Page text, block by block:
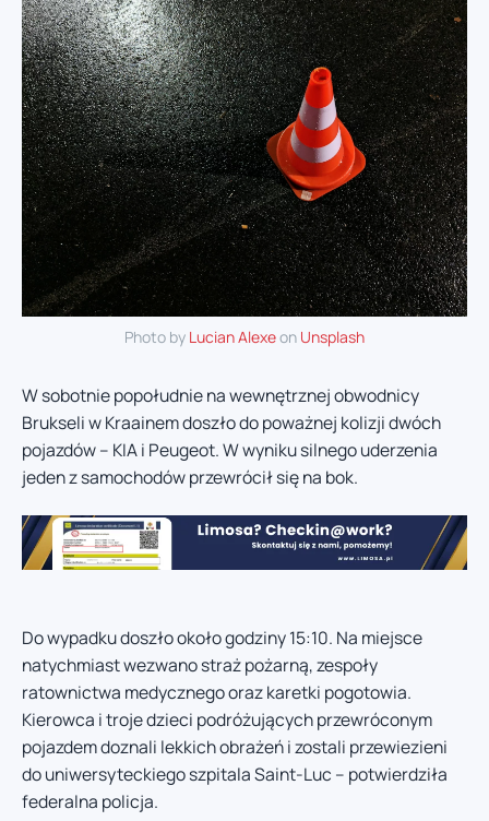
Photo by Lucian Alexeon Unsplash
W sobotnie popołudnie na wewnętrznej obwodnicy
Brukseli w Kraainem doszło do poważnej kolizji dwóch
pojazdów – KIA i Peugeot. W wyniku silnego uderzenia
jeden z samochodów przewrócił się na bok.
Do wypadku doszło około godziny 15:10. Na miejsce
natychmiast wezwano straż pożarną, zespoły
ratownictwa medycznego oraz karetki pogotowia.
Kierowca i troje dzieci podróżujących przewróconym
pojazdem doznali lekkich obrażeń i zostali przewiezieni
do uniwersyteckiego szpitala Saint-Luc – potwierdziła
federalna policja.